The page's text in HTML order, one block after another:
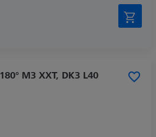
M3 XXT, DK3 L40